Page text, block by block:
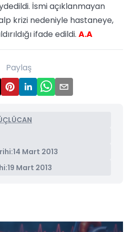
İsmi açıklanmayan
krizi nedeniyle hastaneye,
ifade edildi. A.A
Paylaş
14 Mart 2013
19 Mart 2013